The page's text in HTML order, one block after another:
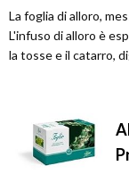
La foglia di alloro,
L'infuso di alloro è
la tosse e il catarro,